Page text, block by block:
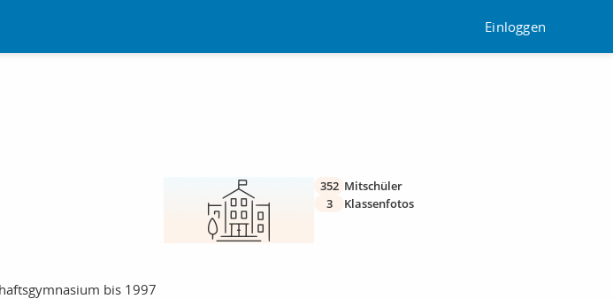
Einloggen
bis 1997
352 Mitschüler
3
Klassenfotos